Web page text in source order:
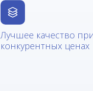
Лучшее качество
конкурентных ценах